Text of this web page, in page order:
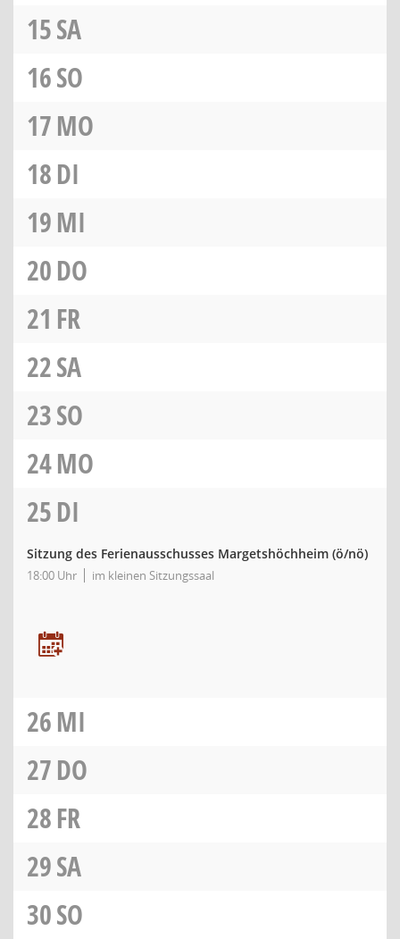
15SA
16SO
17MO
18DI
19MI
20DO
21 FR
22SA
23SO
24MO
25DI
Sitzung des Ferienausschusses Margetshöchheim (ö/nö)
18:00 Uhr im kleinen Sitzungssaal
26MI
27DO
28FR
29SA
30SO